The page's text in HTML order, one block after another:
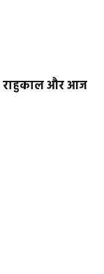
राहुकाल और आज